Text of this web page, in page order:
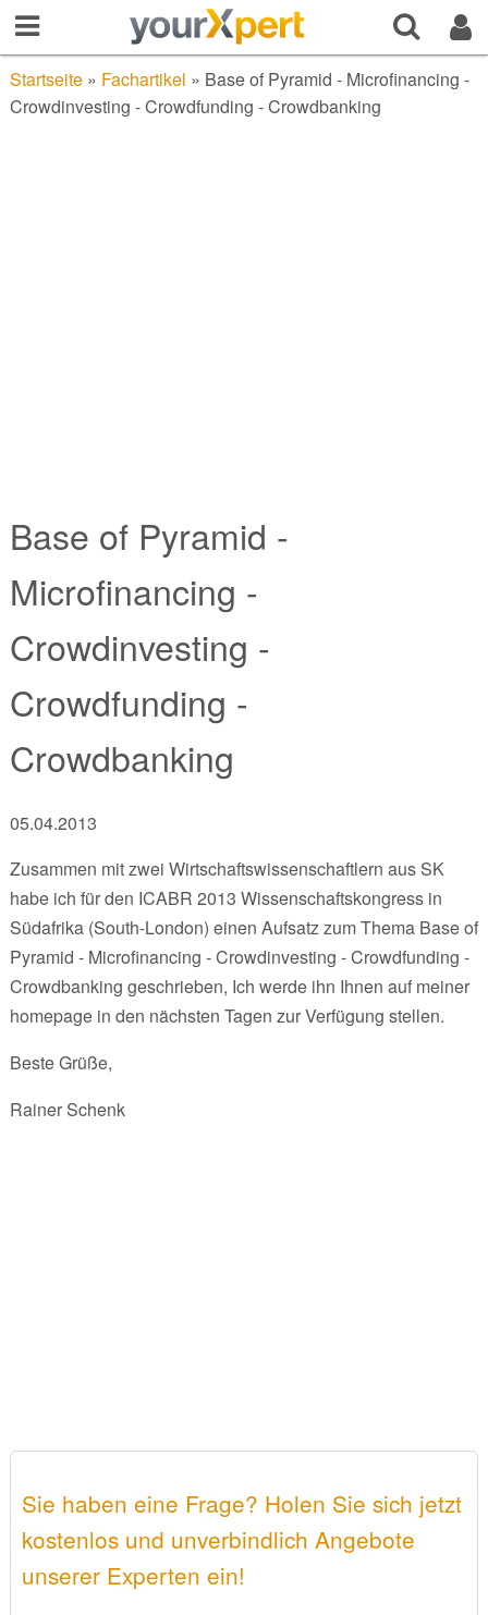
Startseite» Fachartikel » Base of Pyramid - Microfinancing -
Crowdinvesting - Crowdfunding - Crowdbanking
Base of Pyramid -
Microfinancing -
Crowdinvesting -
Crowdfunding -
Crowdbanking
05.04.2013
Zusammen mit zwei Wirtschaftswissenschaftlern aus SK
habe ich für den ICABR 2013 Wissenschaftskongress in
Südafrika (South-London) einen Aufsatz zum Thema Base of
Pyramid - Microfinancing - Crowdinvesting - Crowdfunding -
Crowdbanking geschrieben, Ich werde ihn Ihnen auf meiner
homepage in den nächsten Tagen zur Verfügung stellen.
Beste Grüße,
Rainer Schenk
Sie haben eine Frage? Holen Sie sich jetzt
kostenlos und unverbindlich Angebote
unserer Experten ein!